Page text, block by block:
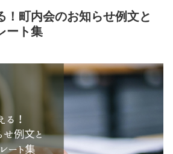
！町内会のお知らせ例文と
ート集